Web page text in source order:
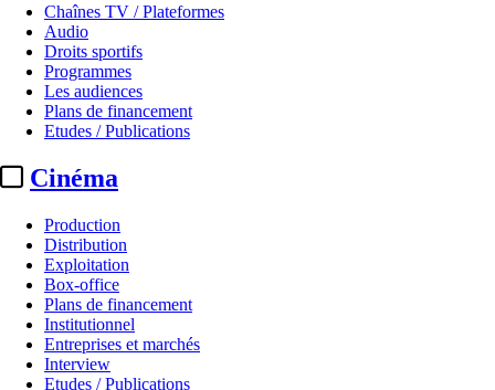
Chaînes TV / Plateformes
Audio
Droits sportifs
Programmes
Les audiences
Plans de financement
Etudes / Publications
Cinéma
Production
Distribution
Exploitation
Box-office
Plans de financement
Institutionnel
Entreprises et marchés
Interview
Etudes / Publications